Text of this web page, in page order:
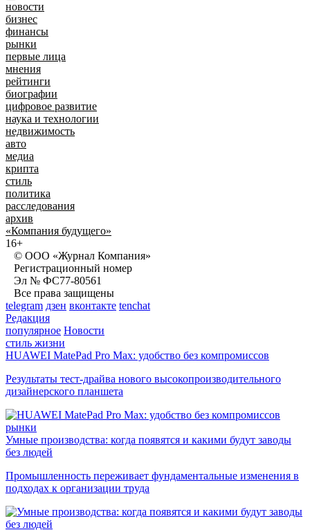
новости
бизнес
финансы
рынки
первые лица
мнения
рейтинги
биографии
цифровое развитие
наука и технологии
недвижимость
авто
медиа
крипта
стиль
политика
расследования
архив
«Компания будущего»
16+
© ООО «Журнал Компания»
Регистрационный номер
Эл № ФС77-80561
Все права защищены
telegram дзен вконтакте tenchat
Редакция
популярное Новости
стиль жизни
HUAWEI MatePad Pro Max: удобство без компромиссов
Результаты тест-драйва нового высокопроизводительного
дизайнерского планшета
рынки
Умные производства: когда появятся и какими будут заводы
без людей
Промышленность переживает фундаментальные изменения в
подходах к организации труда